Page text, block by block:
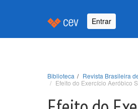
Entrar
Biblioteca
Revista Brasileira
Efeito do Exercício Aeróbico